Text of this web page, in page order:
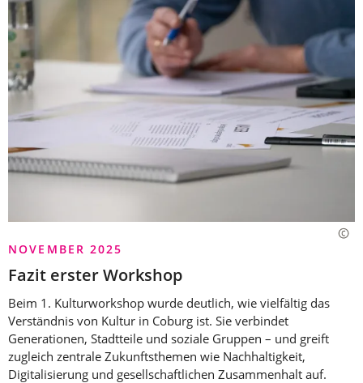
NOVEMBER 2025
Fazit erster Workshop
Beim 1. Kulturworkshop wurde deutlich, wie vielfältig das
Verständnis von Kultur in Coburg ist. Sie verbindet
Generationen, Stadtteile und soziale Gruppen – und greift
zugleich zentrale Zukunftsthemen wie Nachhaltigkeit,
Digitalisierung und gesellschaftlichen Zusammenhalt auf.